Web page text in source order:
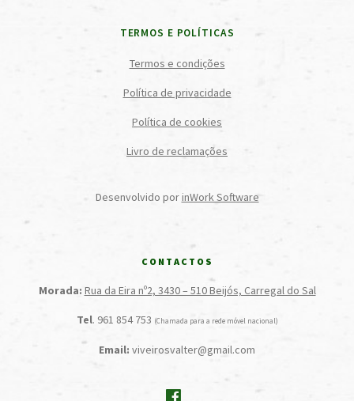
TERMOS E POLÍTICAS
Termos e condições
Política de privacidade
Política de cookies
Livro de reclamações
Desenvolvido porinWork Software
CONTACTOS
Morada: Rua da Eira nº2, 3430 – 510 Beijós, Carregal do Sal
Tel. 961 854 753 (Chamada para a rede móvel nacional)
Email: viveirosvalter@gmail.com